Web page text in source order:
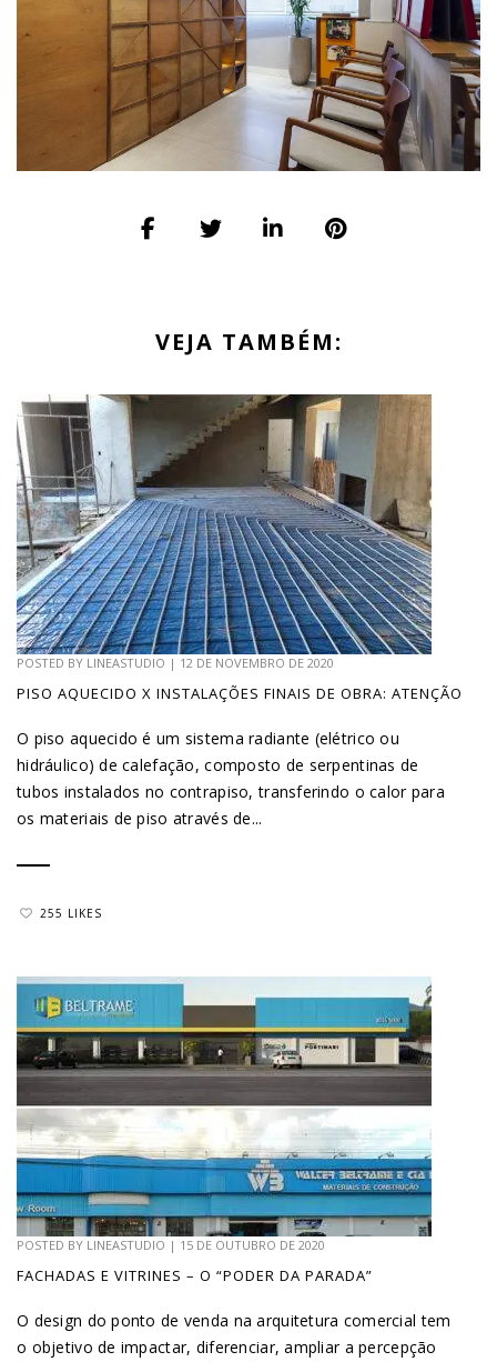
VEJA TAMBÉM:
POSTED BY LINEASTUDIO | 12 DE NOVEMBRO DE 2020
PISO AQUECIDO X INSTALAÇÕES FINAIS DE OBRA: ATENÇÃO
O piso aquecido é um sistema radiante (elétrico ou
hidráulico) de calefação, composto de serpentinas de
tubos instalados no contrapiso, transferindo o calor para
os materiais de piso através de...
255 LIKES
POSTED BY LINEASTUDIO | 15 DE OUTUBRO DE 2020
FACHADAS E VITRINES – O “PODER DA PARADA”
O design do ponto de venda na arquitetura comercial tem
o objetivo de impactar, diferenciar, ampliar a percepção